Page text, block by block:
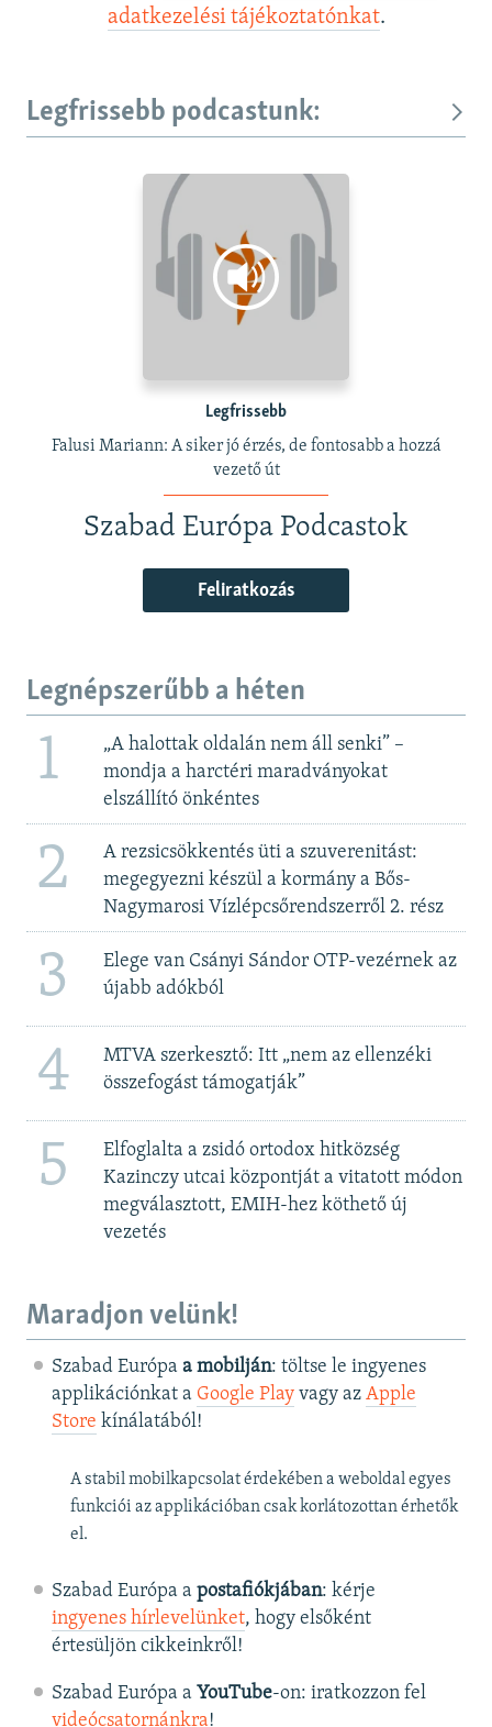
adatkezelési tájékoztatónkat.
Legfrissebb podcastunk:
Legfrissebb
Falusi Mariann: A siker jó érzés, de fontosabb a hozzá
vezető út
Szabad Európa Podcastok
Feliratkozás
Legnépszerűbb a héten
1
„A halottak oldalán nem áll senki” –
mondja a harctéri maradványokat
elszállító önkéntes
2
A rezsicsökkentés üti a szuverenitást:
megegyezni készül a kormány a Bős-
Nagymarosi Vízlépcsőrendszerről 2. rész
3
Elege van Csányi Sándor OTP-vezérnek az
újabb adókból
4
MTVA szerkesztő: Itt „nem az ellenzéki
összefogást támogatják”
5
Elfoglalta a zsidó ortodox hitközség
Kazinczy utcai központját a vitatott módon
megválasztott, EMIH-hez köthető új
vezetés
Maradjon velünk!
Szabad Európa a mobilján: töltse le ingyenes
applikációnkat a Google Playvagy az Apple
Store kínálatából!
A stabil mobilkapcsolat érdekében a weboldal egyes
funkciói az applikációban csak korlátozottan érhetők
el.
Szabad Európa a postafiókjában: kérje
ingyenes hírlevelünket, hogy elsőként
értesüljön cikkeinkről!
Szabad Európa a YouTube-on: iratkozzon fel
videócsatornánkra!